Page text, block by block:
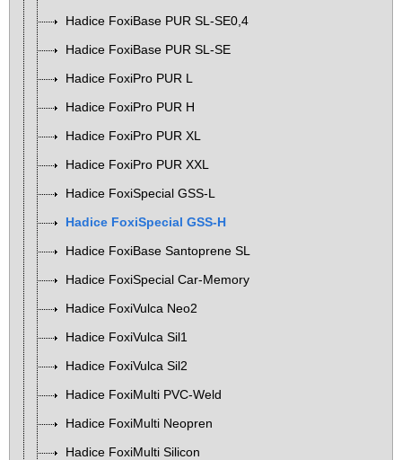
Hadice FoxiBase PUR SL-SE0,4
Hadice FoxiBase PUR SL-SE
Hadice FoxiPro PUR L
Hadice FoxiPro PUR H
Hadice FoxiPro PUR XL
Hadice FoxiPro PUR XXL
Hadice FoxiSpecial GSS-L
Hadice FoxiSpecial GSS-H
Hadice FoxiBase Santoprene SL
Hadice FoxiSpecial Car-Memory
Hadice FoxiVulca Neo2
Hadice FoxiVulca Sil1
Hadice FoxiVulca Sil2
Hadice FoxiMulti PVC-Weld
Hadice FoxiMulti Neopren
Hadice FoxiMulti Silicon